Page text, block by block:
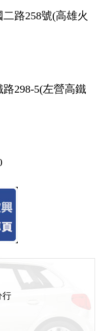
路258號(高雄火
298-5(左營高鐵
行